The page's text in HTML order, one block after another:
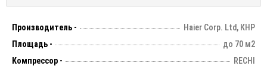
Производитель -
Haier Corp. Ltd, КНР
Площадь -
до 70 м2
Компрессор -
RECHI